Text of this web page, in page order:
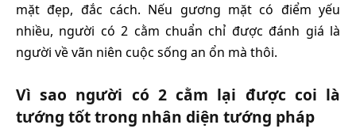
mặt đẹp, đắc cách. Nếu gương mặt có điểm yếu
nhiều, người có 2 cằm chuẩn chỉ được đánh giá là
người về vãn niên cuộc sống an ổn mà thôi.
Vì sao người có 2 cằm lại được coi là
tướng tốt trong nhân diện tướng pháp